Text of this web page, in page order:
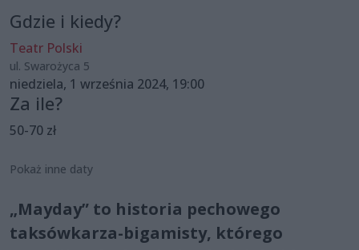
Gdzie i kiedy?
Teatr Polski
ul. Swarożyca 5
niedziela, 1 września 2024, 19:00
Za ile?
50-70 zł
Pokaż inne daty
„Mayday” to historia pechowego
taksówkarza-bigamisty, którego